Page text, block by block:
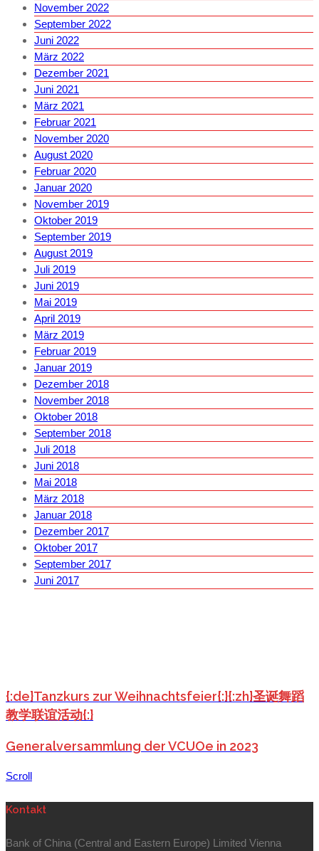
November 2022
September 2022
Juni 2022
März 2022
Dezember 2021
Juni 2021
März 2021
Februar 2021
November 2020
August 2020
Februar 2020
Januar 2020
November 2019
Oktober 2019
September 2019
August 2019
Juli 2019
Juni 2019
Mai 2019
April 2019
März 2019
Februar 2019
Januar 2019
Dezember 2018
November 2018
Oktober 2018
September 2018
Juli 2018
Juni 2018
Mai 2018
März 2018
Januar 2018
Dezember 2017
Oktober 2017
September 2017
Juni 2017
{:de}Tanzkurs zur Weihnachtsfeier{:}{:zh}圣诞舞蹈
教学联谊活动{:}
Generalversammlung der VCUOe in 2023
Scroll
Kontakt
Bank of China (Central and Eastern Europe) Limited Vienna